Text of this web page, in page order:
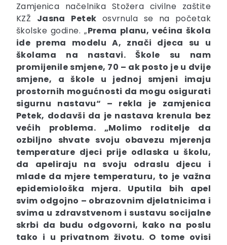
Zamjenica načelnika Stožera civilne zaštite
KZŽ Jasna Petek osvrnula se na početak
školske godine. „Prema planu, većina škola
ide prema modelu A, znači djeca su u
školama na nastavi. Škole su nam
promijenile smjene, 70 – ak posto je u dvije
smjene, a škole u jednoj smjeni imaju
prostornih mogućnosti da mogu osigurati
sigurnu nastavu“ – rekla je zamjenica
Petek, dodavši da je nastava krenula bez
većih problema. „Molimo roditelje da
ozbiljno shvate svoju obavezu mjerenja
temperature djeci prije odlaska u školu,
da apeliraju na svoju odraslu djecu i
mlade da mjere temperaturu, to je važna
epidemiološka mjera. Uputila bih apel
svim odgojno – obrazovnim djelatnicima i
svima u zdravstvenom i sustavu socijalne
skrbi da budu odgovorni, kako na poslu
tako i u privatnom životu. O tome ovisi